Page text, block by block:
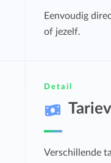
Eenvoudig
of jezelf.
Detail
Verschillende